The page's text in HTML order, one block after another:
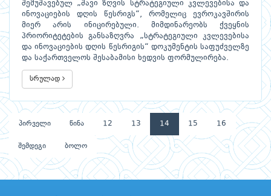
შემუშავებულ „შავი ზღვის სტრატეგიული კვლევებისა და
ინოვაციების დღის წესრიგს“, რომელიც ევროკავშირის
მიერ არის ინიცირებული. მიმდინარეობს ქვეყნის
პრიორიტეტების განსაზღვრა „სტრატეგიული კვლევებისა
და ინოვაციების დღის წესრიგის“ დოკუმენტის საფუძველზე
და საქართველოს შესაბამისი ხედვის ფორმულირება.
სრულად
პირველი წინა 12 13 14 15 16
შემდეგი ბოლო